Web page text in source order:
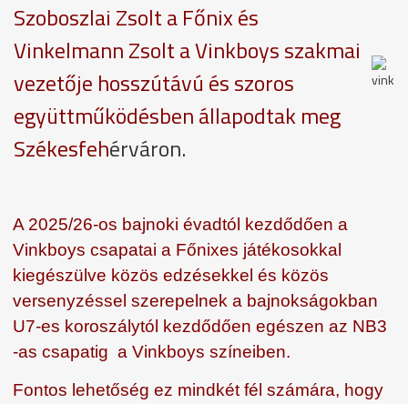
Szoboszlai Zsolt a Főnix és
Vinkelmann Zsolt a Vinkboys szakmai
vezetője hosszútávú és szoros
együttműködésben állapodtak meg
Székesfehérváron.
A 2025/26-os bajnoki évadtól kezdődően a
Vinkboys csapatai a Főnixes játékosokkal
kiegészülve közös edzésekkel és közös
versenyzéssel szerepelnek a bajnokságokban
U7-es koroszálytól kezdődően egészen az NB3
-as csapatig a Vinkboys színeiben.
Fontos lehetőség ez mindkét fél számára, hogy